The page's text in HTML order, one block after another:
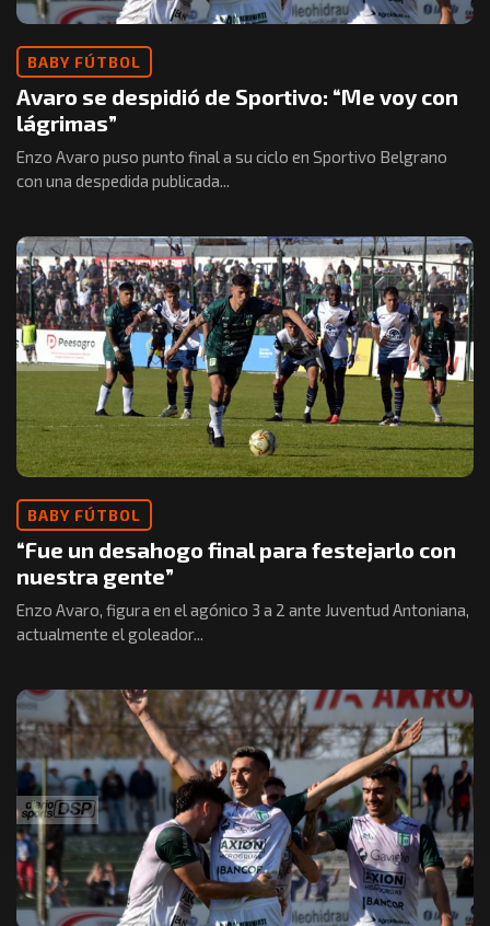
BABY FÚTBOL
Avaro se despidió de Sportivo: “Me voy con
lágrimas”
Enzo Avaro puso punto final a su ciclo en Sportivo Belgrano
con una despedida publicada...
BABY FÚTBOL
“Fue un desahogo final para festejarlo con
nuestra gente”
Enzo Avaro, figura en el agónico 3 a 2 ante Juventud Antoniana,
actualmente el goleador...